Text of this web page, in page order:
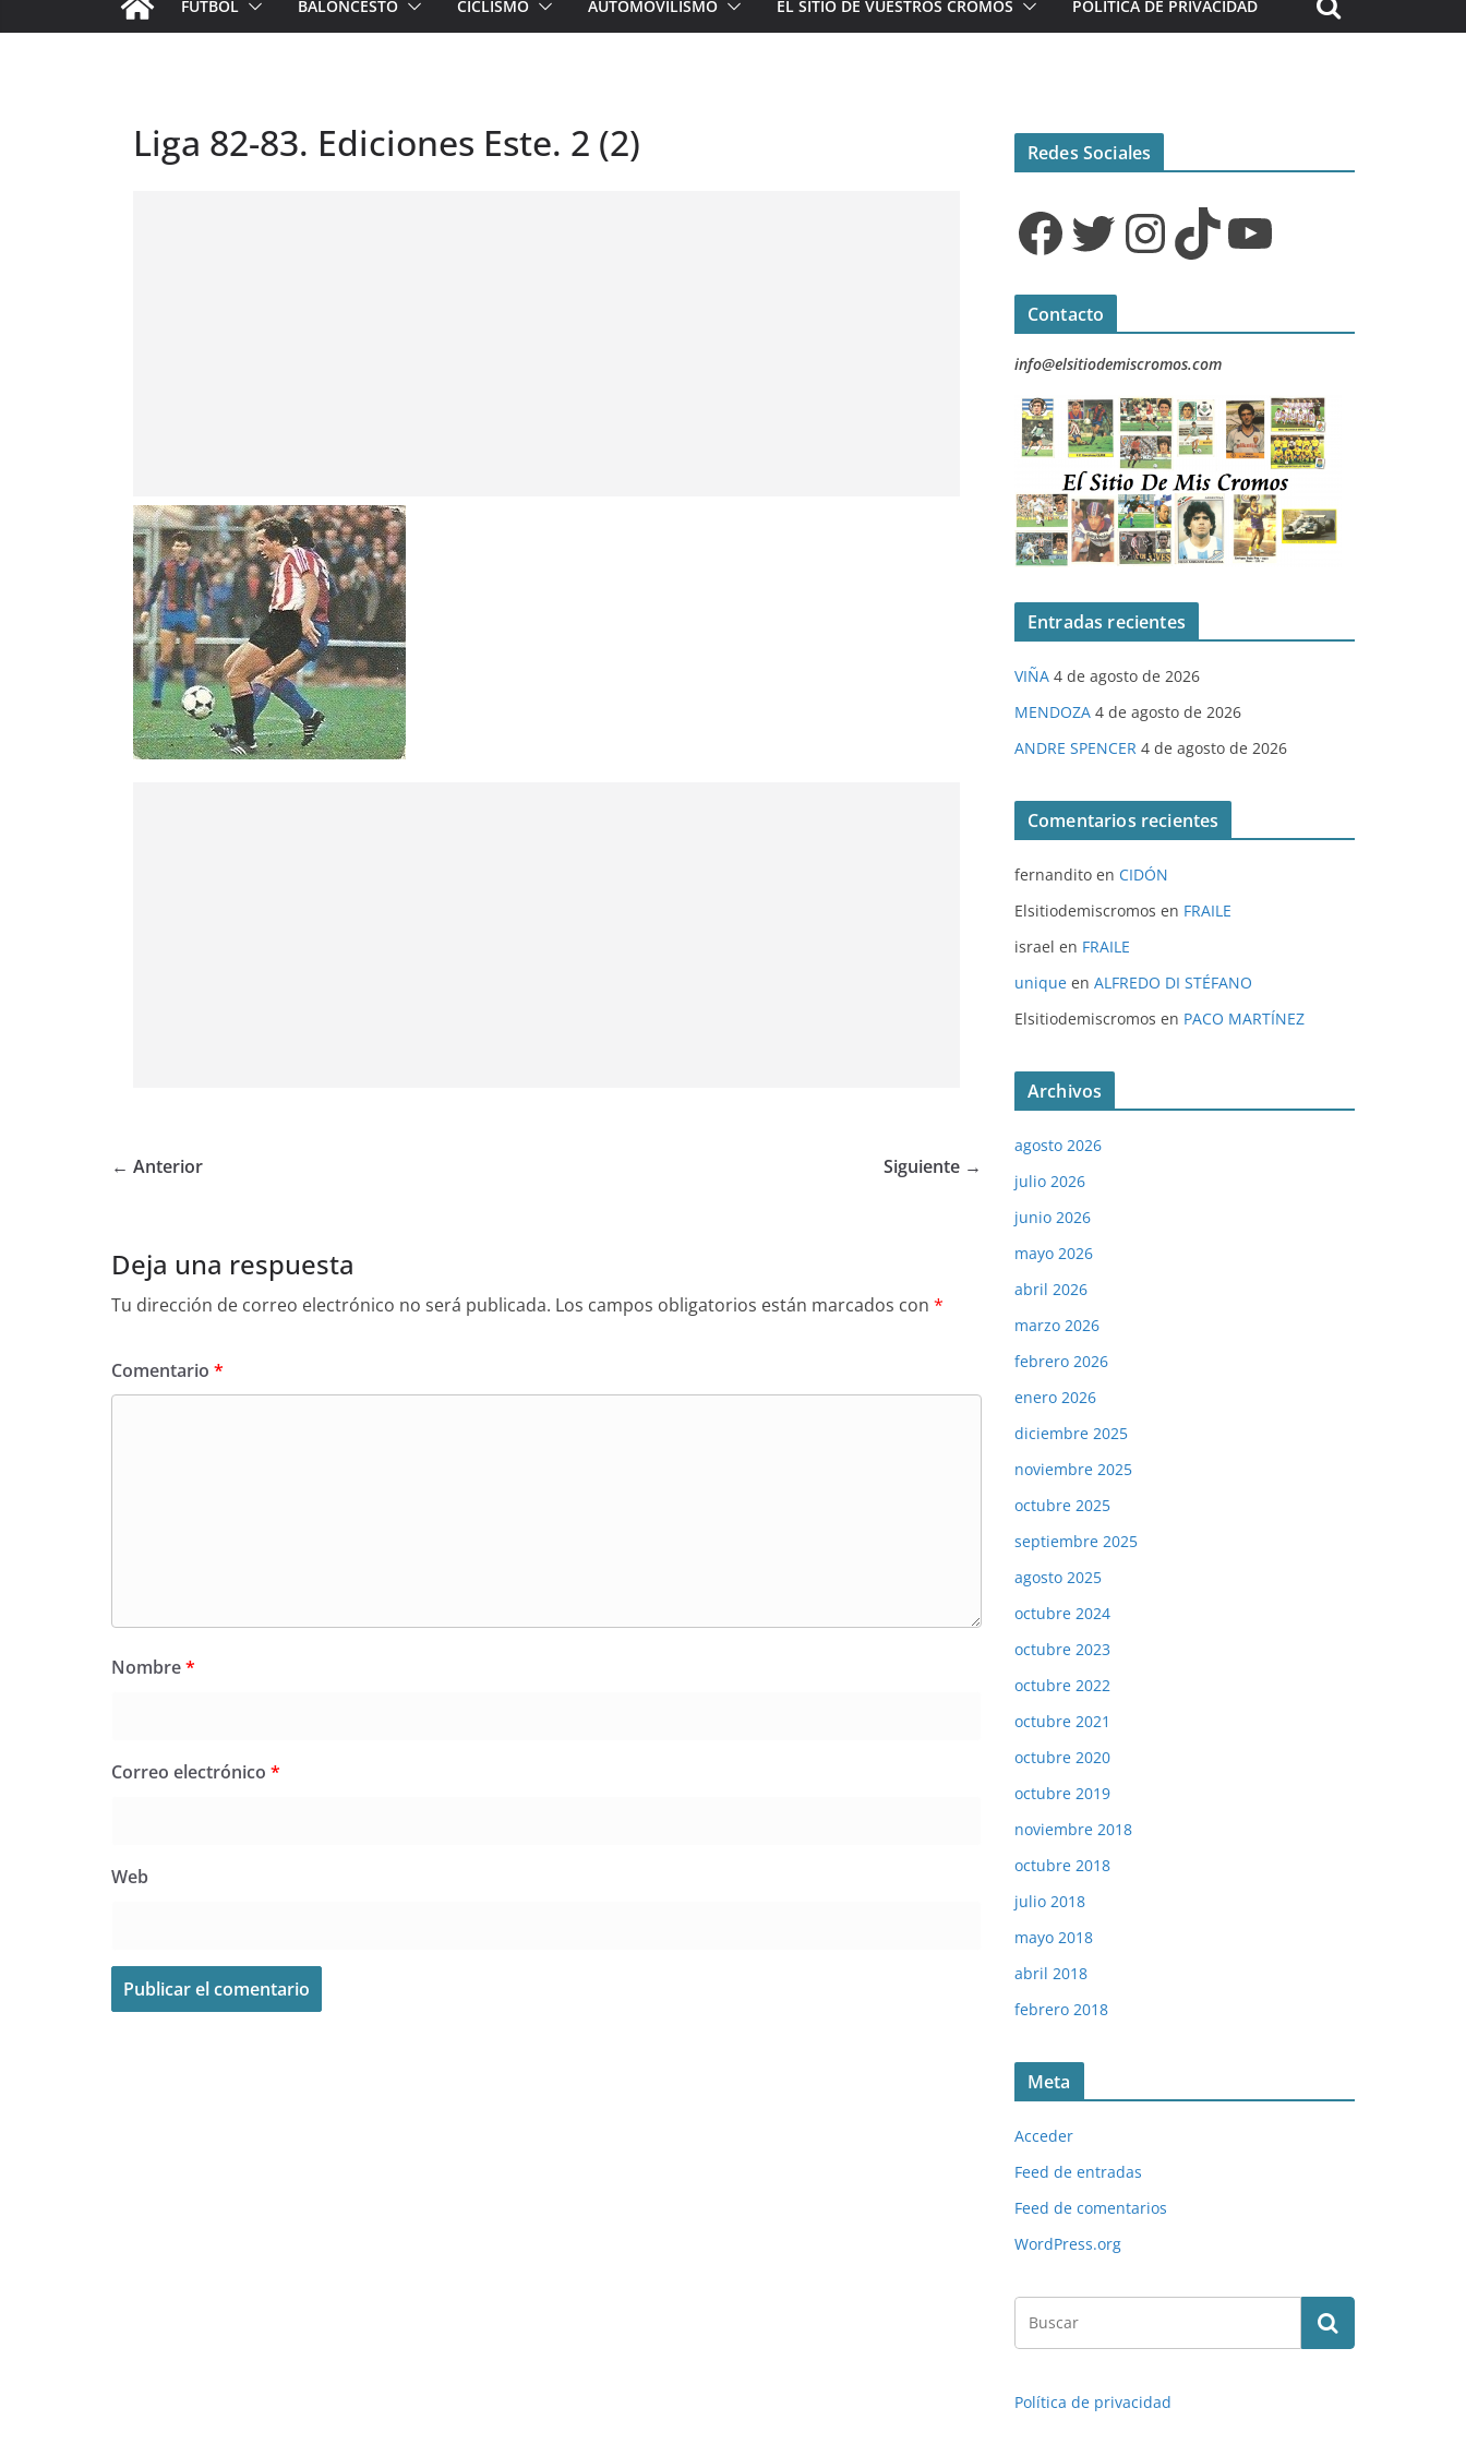
FÚTBOL BALONCESTO CICLISMO AUTOMOVILISMO EL SITIO DE VUESTROS CROMOS POLÍTICA DE PRIVACIDAD
Liga 82-83. Ediciones Este. 2 (2)
← Anterior Siguiente →
Deja una respuesta
Tu dirección de correo electrónico no será publicada. Los campos obligatorios están marcados con *
Comentario *
Nombre*
Correo electrónico *
Web
Redes Sociales
Facebook Twitter InstagramTikTok YouTube
Contacto
info@elsitiodemiscromos.com
Entradas recientes
VIÑA 4 de agosto de 2026
MENDOZA 4 de agosto de 2026
ANDRE SPENCER 4 de agosto de 2026
Comentarios recientes
fernandito en CIDÓN
Elsitiodemiscromos en FRAILE
israel en FRAILE
unique en ALFREDO DI STÉFANO
Elsitiodemiscromos en PACO MARTÍNEZ
Archivos
agosto 2026
julio 2026
junio 2026
mayo 2026
abril 2026
marzo 2026
febrero 2026
enero 2026
diciembre 2025
noviembre 2025
octubre 2025
septiembre 2025
agosto 2025
octubre 2024
octubre 2023
octubre 2022
octubre 2021
octubre 2020
octubre 2019
noviembre 2018
octubre 2018
julio 2018
mayo 2018
abril 2018
febrero 2018
Meta
Acceder
Feed de entradas
Feed de comentarios
WordPress.org
Política de privacidad